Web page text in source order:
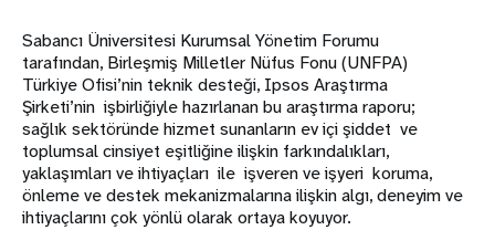
Sabancı Üniversitesi Kurumsal Yönetim Forumu
tarafından, Birleşmiş Milletler Nüfus Fonu (UNFPA)
Türkiye Ofisi’nin teknik desteği, Ipsos Araştırma
Şirketi’nin işbirliğiyle hazırlanan bu araştırma raporu;
sağlık sektöründe hizmet sunanların ev içi şiddet ve
toplumsal cinsiyet eşitliğine ilişkin farkındalıkları,
yaklaşımları ve ihtiyaçları ile işveren ve işyeri koruma,
önleme ve destek mekanizmalarına ilişkin algı, deneyim ve
ihtiyaçlarını çok yönlü olarak ortaya koyuyor.